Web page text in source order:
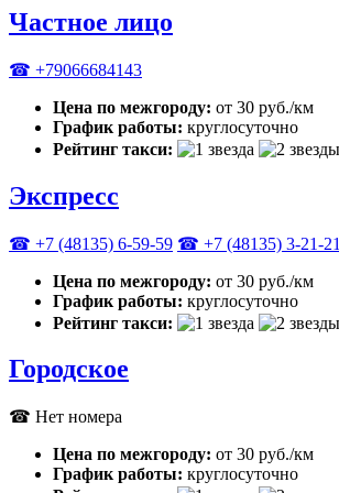
Частное лицо
☎ +79066684143
Цена по межгороду: от 30 руб./км
График работы: круглосуточно
Рейтинг такси:
Экспресс
☎ +7 (48135) 6-59-59 ☎ +7 (48135) 3-21-21
Цена по межгороду: от 30 руб./км
График работы: круглосуточно
Рейтинг такси:
Городское
☎ Нет номера
Цена по межгороду: от 30 руб./км
График работы: круглосуточно